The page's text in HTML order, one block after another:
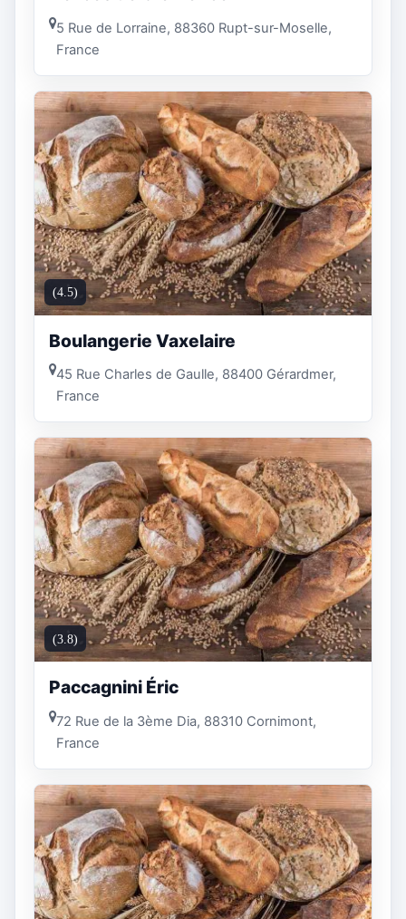
5 Rue de Lorraine, 88360 Rupt-sur-Moselle,
France
(4.5)
Boulangerie Vaxelaire
45 Rue Charles de Gaulle, 88400 Gérardmer,
France
(3.8)
Paccagnini Éric
72 Rue de la 3ème Dia, 88310 Cornimont,
France